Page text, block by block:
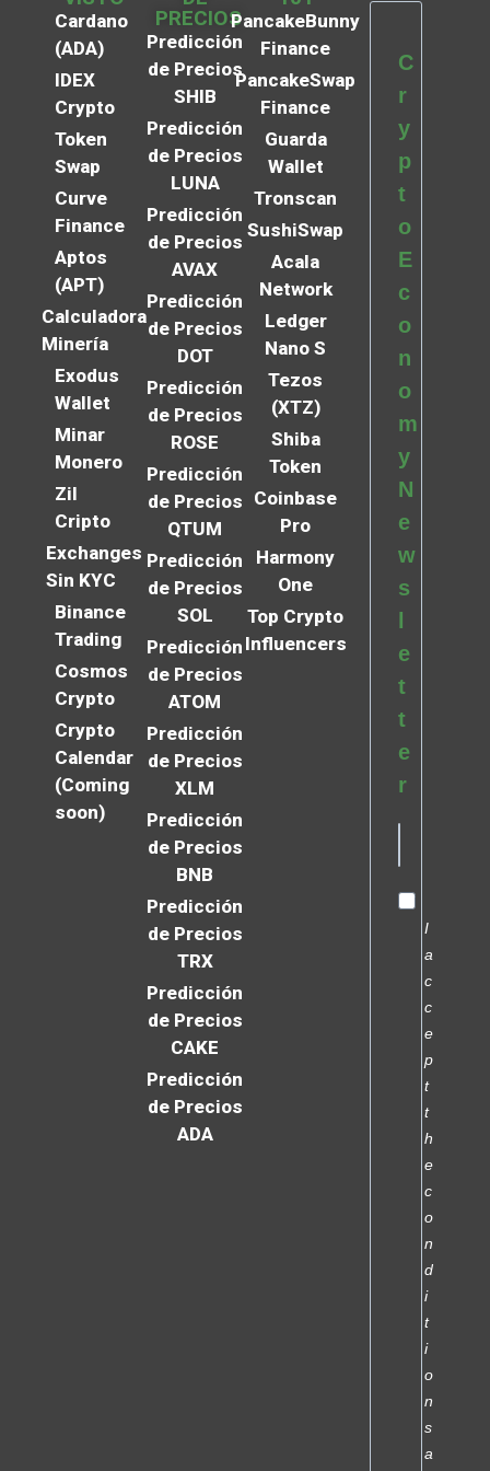
Cardano
(ADA)
IDEX
Crypto
Token
Swap
Curve
Finance
Aptos
(APT)
Calculadora
Minería
Exodus
Wallet
Minar
Monero
Zil
Cripto
Exchanges
Sin KYC
Binance
Trading
Cosmos
Crypto
Crypto
Calendar
(Coming
soon)
PRECIOS
Predicción
de Precios
SHIB
Predicción
de Precios
LUNA
Predicción
de Precios
AVAX
Predicción
de Precios
DOT
Predicción
de Precios
ROSE
Predicción
de Precios
QTUM
Predicción
de Precios
SOL
Predicción
de Precios
ATOM
Predicción
de Precios
XLM
Predicción
de Precios
BNB
Predicción
de Precios
TRX
Predicción
de Precios
CAKE
Predicción
de Precios
ADA
PancakeBunny
Finance
PancakeSwap
Finance
Guarda
Wallet
Tronscan
SushiSwap
Acala
Network
Ledger
Nano S
Tezos
(XTZ)
Shiba
Token
Coinbase
Pro
Harmony
One
Top Crypto
Influencers
C
r
y
p
t
o
E
c
o
n
o
m
y
N
e
w
s
e
t
t
e
r
I
a
c
c
e
p
t
t
h
e
c
o
n
d
i
t
i
o
n
s
a